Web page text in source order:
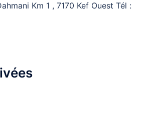
Km 1 , 7170 Kef Ouest Tél :